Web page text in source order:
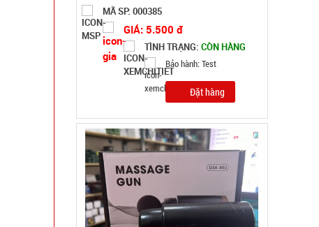
MÃ SP: SP004037
GIÁ: 92.000 đ
TÌNH TRẠNG: CÒN HÀNG
Bảo hành: Test, Cân nặng:
0,3kg
Đặt hàng